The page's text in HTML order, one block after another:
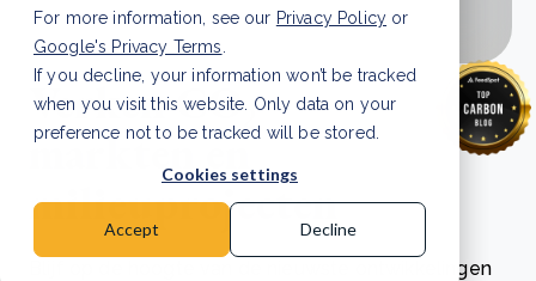
For more information, see our Privacy Policy or
Google's Privacy Terms
If you decline, your information won’t be tracked
when you visit this website. Only data on your
preference not to be tracked will be stored.
Cookies settings
Accept Decline
leverancier: wat verandert er in 2026?Lees
artikel
Verken CO₂-
markten en
milieuprojecten
Blijf op de hoogte van de nieuwste ontwikkelingen